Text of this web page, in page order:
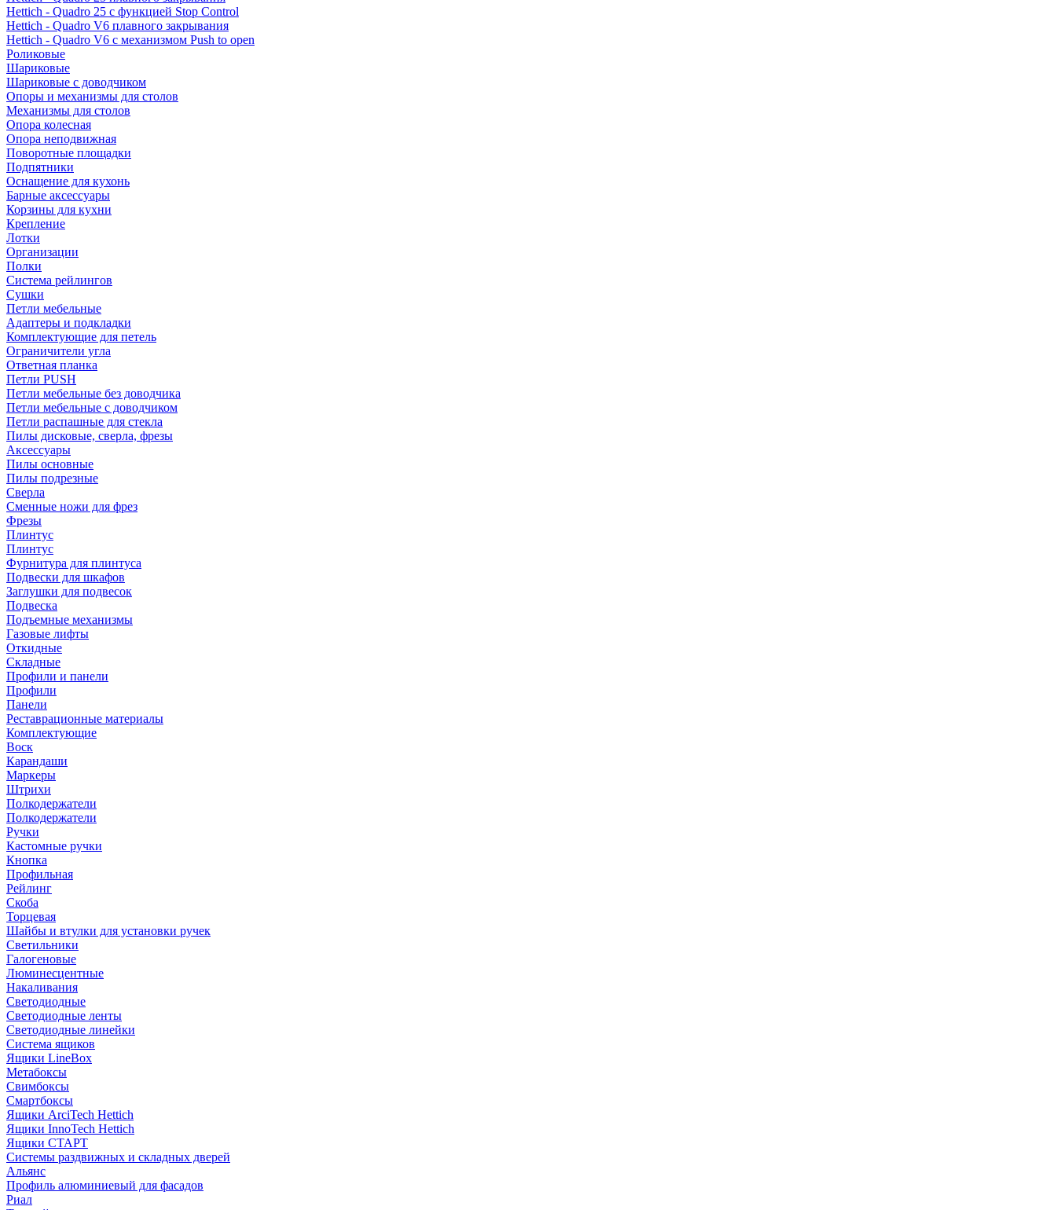
Hettich - Quadro 25 с функцией Stop Control
Hettich - Quadro V6 плавного закрывания
Hettich - Quadro V6 с механизмом Push to open
Роликовые
Шариковые
Шариковые с доводчиком
Опоры и механизмы для столов
Механизмы для столов
Опора колесная
Опора неподвижная
Поворотные площадки
Подпятники
Оснащение для кухонь
Барные аксессуары
Корзины для кухни
Крепление
Лотки
Организации
Полки
Система рейлингов
Сушки
Петли мебельные
Адаптеры и подкладки
Комплектующие для петель
Ограничители угла
Ответная планка
Петли PUSH
Петли мебельные без доводчика
Петли мебельные с доводчиком
Петли распашные для стекла
Пилы дисковые, сверла, фрезы
Аксессуары
Пилы основные
Пилы подрезные
Сверла
Сменные ножи для фрез
Фрезы
Плинтус
Плинтус
Фурнитура для плинтуса
Подвески для шкафов
Заглушки для подвесок
Подвеска
Подъемные механизмы
Газовые лифты
Откидные
Складные
Профили и панели
Профили
Панели
Реставрационные материалы
Комплектующие
Воск
Карандаши
Маркеры
Штрихи
Полкодержатели
Полкодержатели
Ручки
Кастомные ручки
Кнопка
Профильная
Рейлинг
Скоба
Торцевая
Шайбы и втулки для установки ручек
Светильники
Галогеновые
Люминесцентные
Накаливания
Светодиодные
Светодиодные ленты
Светодиодные линейки
Система ящиков
Ящики LineBox
Метабоксы
Свимбоксы
Смартбоксы
Ящики ArciTech Hettich
Ящики InnoTech Hettich
Ящики СТАРТ
Системы раздвижных и складных дверей
Альянс
Профиль алюминиевый для фасадов
Риал